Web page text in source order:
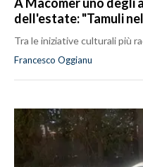
dell'estate: "Tamuli
Tra le iniziative culturali più
Francesco Oggianu